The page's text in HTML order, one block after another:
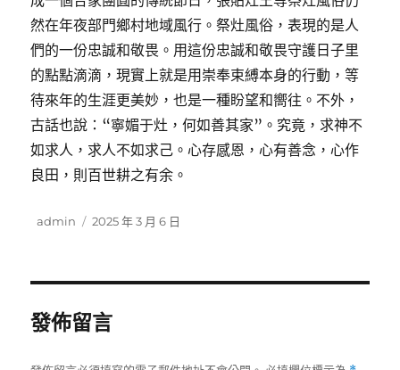
然在年夜部門鄉村地域風行。祭灶風俗，表現的是人
們的一份忠誠和敬畏。用這份忠誠和敬畏守護日子里
的點點滴滴，現實上就是用崇奉束縛本身的行動，等
待來年的生涯更美妙，也是一種盼望和嚮往。不外，
古話也說：“寧媚于灶，何如善其家”。究竟，求神不
如求人，求人不如求己。心存感恩，心有善念，心作
良田，則百世耕之有余。
作
admin
發
2025 年 3 月 6 日
發佈留言